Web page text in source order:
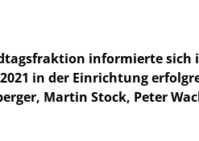
informierte sich
in der Einrichtung
Martin Stock, Peter